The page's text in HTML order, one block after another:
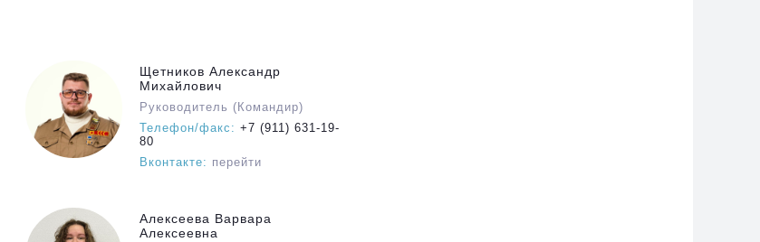
Щетников Александр
Михайлович
Руководитель (Командир)
Телефон/факс: +7 (911) 631-19-
80
Вконтакте: перейти
Алексеева Варвара
Алексеевна